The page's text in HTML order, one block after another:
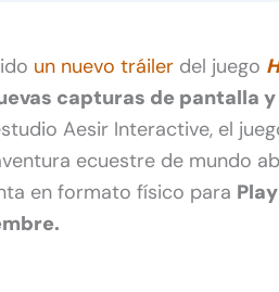
un nuevo tráiler del juego
capturas de pantalla
Aesir Interactive, el
ecuestre de mundo
en formato físico para